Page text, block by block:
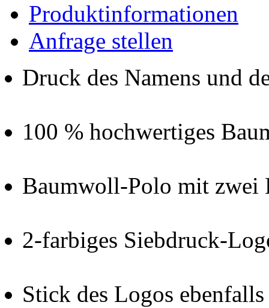
Produktinformationen
Anfrage stellen
Druck des Namens und
100 % hochwertiges
Baumwoll-Polo mit zwei
2-farbiges Siebdruck-
Stick des Logos